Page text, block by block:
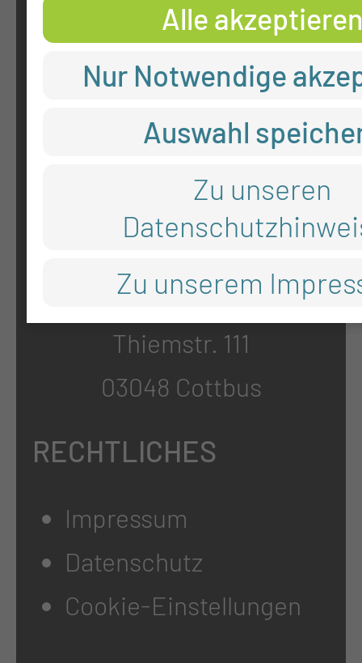
KONTAKT
info@mul-ct.de
mul-ct.de
Medizinische Universität
Thiemstr. 111
03048 Cottbus
RECHTLICHES
Impressum
Datenschutz
Cookie-Einstellungen
Alle
Nur Notwendige
Auswahl
Zu unseren
Zu unserem